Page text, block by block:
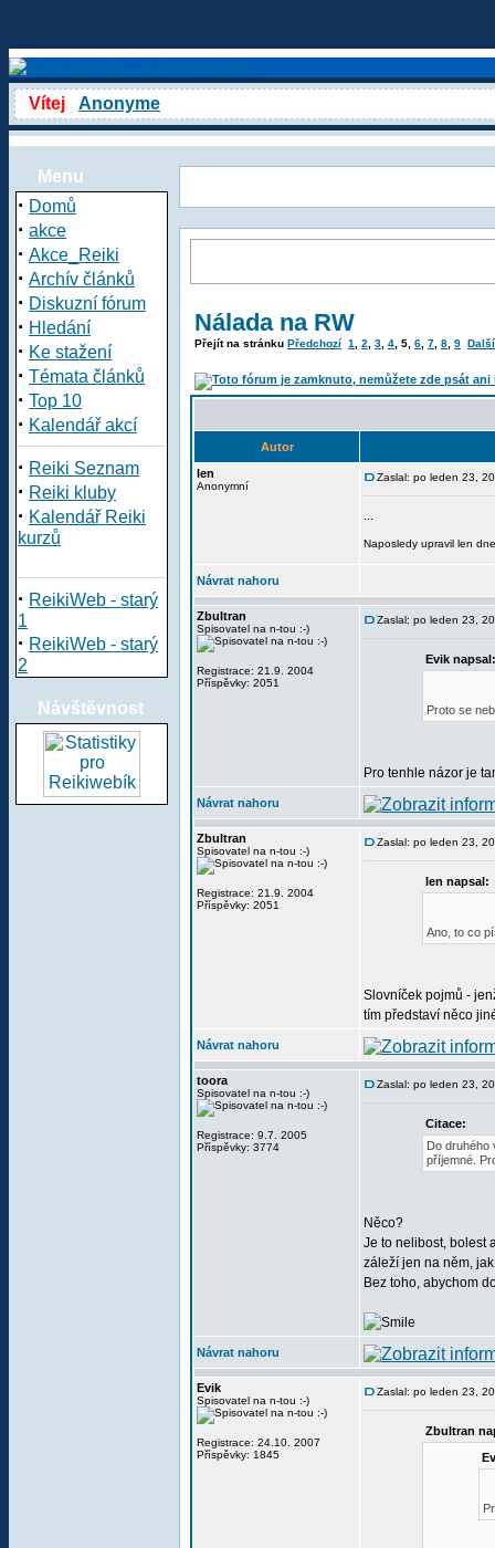
Vítej Anonyme
Menu
· Domů
· akce
· Akce_Reiki
· Archív článků
· Diskuzní fórum
· Hledání
· Ke stažení
· Témata článků
· Top 10
· Kalendář akcí
· Reiki Seznam
· Reiki kluby
· Kalendář Reiki
kurzů
· ReikiWeb - starý
1
· ReikiWeb - starý
2
Návštěvnost
Nálada na RW
Přejít na stránku Předchozí 1 2 3 4 5 6 7 8 9 Další
Autor
len
Anonymní
Zaslal: po leden 23,
...
Naposledy upravil len
Návrat nahoru
Zbultran
Spisovatel na n-tou :-)
Registrace: 21.9. 2004
Příspěvky: 2051
Zaslal: po leden 23,
Evik napsal:
Proto se
Pro tenhle názor je
Návrat nahoru
Zbultran
Spisovatel na n-tou :-)
Registrace: 21.9. 2004
Příspěvky: 2051
Zaslal: po leden 23,
len napsal:
Ano, to co
Slovníček pojmů -
tím představí něco
Návrat nahoru
toora
Spisovatel na n-tou :-)
Registrace: 9.7. 2005
Příspěvky: 3774
Zaslal: po leden 23,
Citace:
Do druhého
příjemné.
Něco?
Je to nelibost, bolest
záleží jen na něm,
Bez toho, abychom
Návrat nahoru
Evik
Spisovatel na n-tou :-)
Registrace: 24.10. 2007
Příspěvky: 1845
Zaslal: po leden 23,
Zbultran